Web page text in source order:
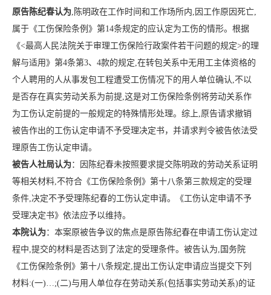
原告陈纪春认为,陈明政在工作时间和工作场所内,因工作原因死亡,
属于《工伤保险条例》第14条规定的应认定为工伤的情形。根据
《<最高人民法院关于审理工伤保险行政案件若干问题的规定>的理
解与适用》第4条第3、4款的规定,在转包关系中无用工主体资格的
个人聘用的人从事发包工程遭受工伤情况下的用人单位确认,不以
是否存在真实劳动关系为前提,这是对工伤保险条例将劳动关系作
为工伤认定前提的一般规定的特殊情形处理。综上,原告请求撤销
被告作出的工伤认定申请不予受理决定书，并请求判令被告依法受
理原告工伤认定申请。
被告人社局认为：因陈纪春未按照要求提交陈明政的劳动关系证明
等相关材料,不符合《工伤保险条例》第十八条第三款规定的受理
条件,决定不予受理陈纪春的工伤认定申请。《工伤认定申请不予
受理决定书》依法应予以维持。
本院认为：本案原被告争议的焦点是原告陈纪春在申请工伤认定过
程中,提交的材料是否达到了法定的受理条件。被告认为,国务院
《工伤保险条例》第十八条规定,提出工伤认定申请应当提交下列
材料:(一)…;(二)与用人单位存在劳动关系(包括事实劳动关系)的证